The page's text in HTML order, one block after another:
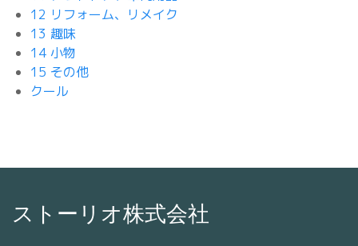
12 リフォーム、リメイク
13 趣味
14 小物
15 その他
クール
ストーリオ株式会社